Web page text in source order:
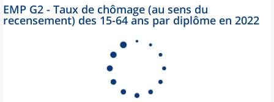
EMP G2 - Taux de chômage (au sens du
recensement) des 15-64 ans par diplôme en 2022